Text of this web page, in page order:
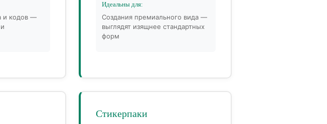
и кодов —
Идеальны для:
Создания премиального вида —
выглядят изящнее стандартных
форм
Стикерпаки